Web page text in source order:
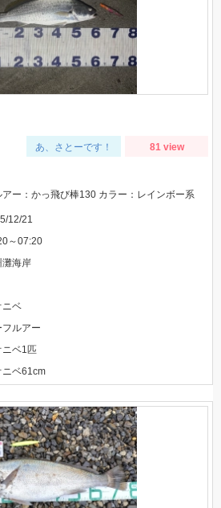
あ、さとーです！ 81 view
ー：かっ飛び棒130 カラー：レインボー系
12/21
～07:20
灘海岸
ニベ
フルアー
ニベ1匹
ニベ61cm